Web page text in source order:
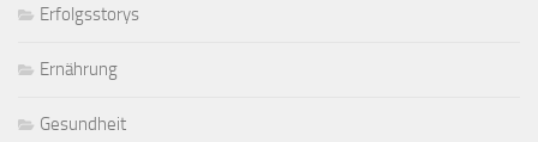
Erfolgsstorys
Ernährung
Gesundheit